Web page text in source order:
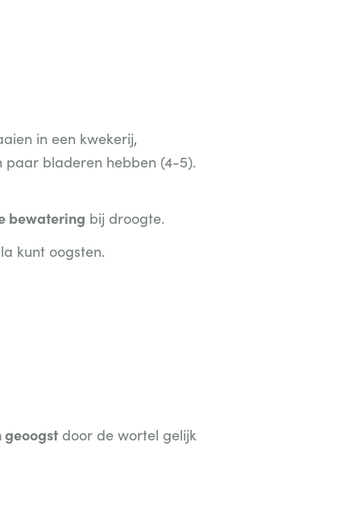
in een kwekerij,
paar bladeren hebben (4-5).
bewatering bij droogte.
kunt oogsten.
geoogst door de wortel gelijk